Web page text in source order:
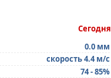
Сегодня
0.0 мм
скорость 4.4 м/с
74 - 85%